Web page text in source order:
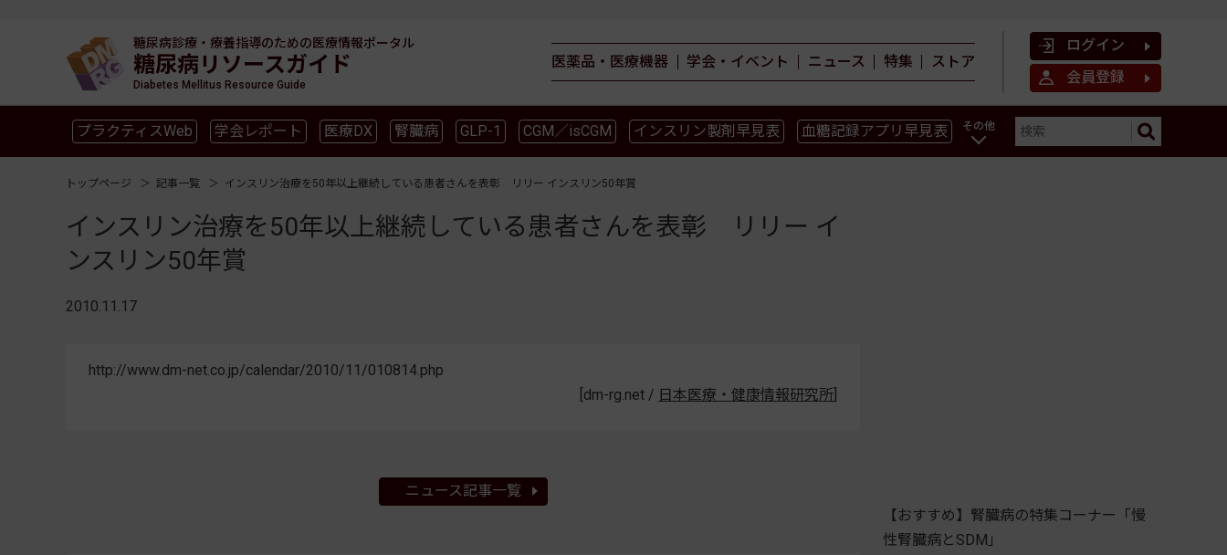
糖尿病診療・療養指導のための医療情報ポータル
糖尿病リソースガイド
Diabetes Mellitus Resource Guide
医薬品・医療機器 学会・イベント ニュース 特集 ストア
ログイン
会員登録
プラクティスWeb 学会レポート 医療DX 腎臓病 GLP-1 CGM／isCGM インスリン製剤早見表 血糖記録アプリ早見表 その他
トップページ 記事一覧 インスリン治療を50年以上継続している患者さんを表彰 リリー インスリン50年賞
インスリン治療を50年以上継続している患者さんを表彰 リリー イ
ンスリン50年賞
2010.11.17
http://www.dm-net.co.jp/calendar/2010/11/010814.php
[dm-rg.net / 日本医療・健康情報研究所
ニュース記事一覧
【おすすめ】腎臓病の特集コーナー「慢
性腎臓病とSDM」